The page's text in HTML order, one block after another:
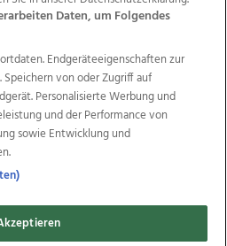
Medienhauses Wimmer
OÖNow
Ischler Woche
OÖN Immobilien
Reise
Promenaden Galerien
wirtrauern.at
Zeitungs GmbH & Co KG
Daten, um Folgendes
Endgeräteeigenschaften zur
von oder Zugriff auf
Personalisierte Werbung und
und der Performance von
sowie Entwicklung und